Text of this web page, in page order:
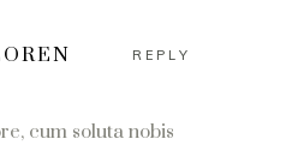
REPLY
cum soluta nobis